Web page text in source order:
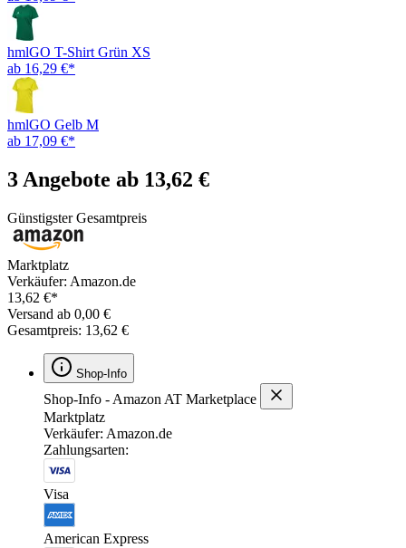
hmlGO T-Shirt Grün XS
ab 16,29 €*
hmlGO Gelb M
ab 17,09 €*
3 Angebote ab 13,62 €
Günstigster Gesamtpreis
Marktplatz
Verkäufer: Amazon.de
13,62 €*
Versand ab 0,00 €
Gesamtpreis: 13,62 €
Shop-Info
Shop-Info - Amazon AT Marketplace
Marktplatz
Verkäufer: Amazon.de
Zahlungsarten:
Visa
American Express